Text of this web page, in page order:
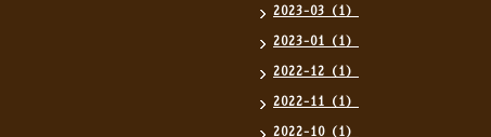
2023-03（1）
2023-01（1）
2022-12（1）
2022-11（1）
2022-10（1）